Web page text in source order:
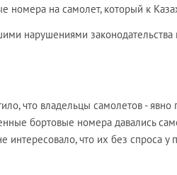
номера на самолет, который к
нарушениями законодательства
что владельцы самолетов -
бортовые номера давались
интересовало, что их без спроса